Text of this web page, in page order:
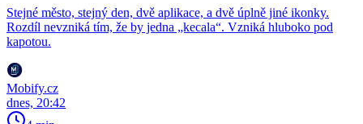
Stejné město, stejný den, dvě aplikace, a dvě úplně jiné ikonky.
Rozdíl nevzniká tím, že by jedna „kecala“. Vzniká hluboko pod
kapotou.
Mobify.cz
dnes, 20:42